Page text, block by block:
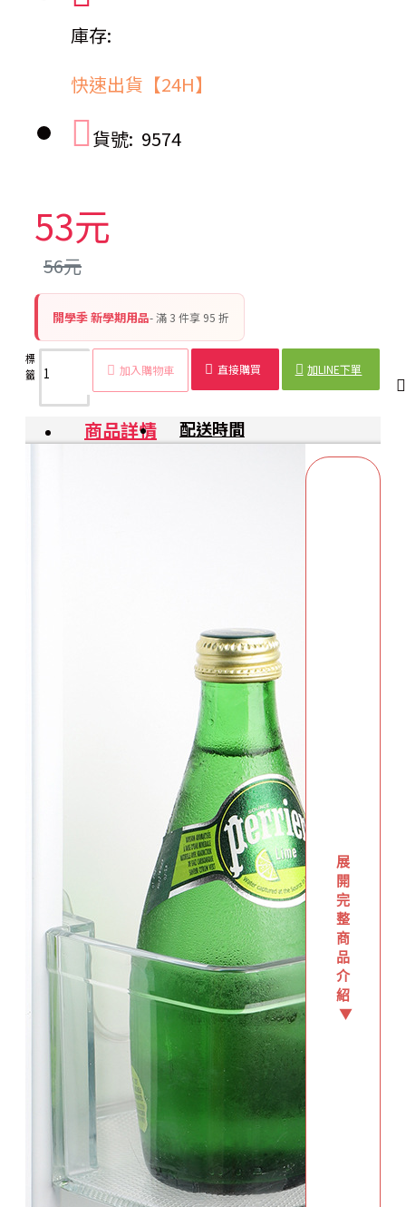
庫存:
快速出貨【24H】
貨號: 9574
53元
56元
開學季 新學期用品- 滿 3 件享 95 折
加入購物車 直接購買 加LINE下單
標
籤：
合隔板
分隔
板
隔板
隔板
隔板
隔板
商品詳情 配送時間
展
開
完
整
商
品
介
紹
▼